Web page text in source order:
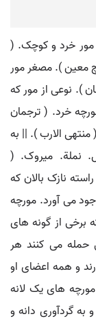
خرد و کوچک. (
چ معین ). مصغر مور
). نوعی از مور که
خرد. ( ترجمان
الارب ). || به
نملة. میروک. (
نازک بالان که
می آورد. مورچه
برخی از گونه های
حمله می کنند هر
و همه اعضای او
های یک لانه
و به گردآوری دانه و